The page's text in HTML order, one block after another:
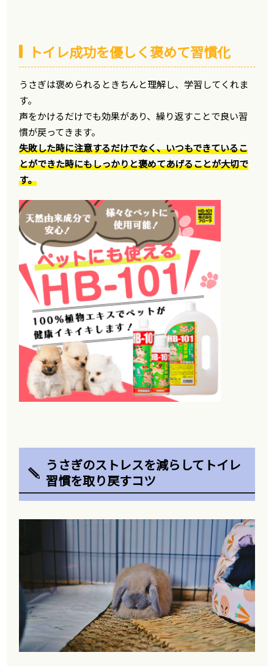
トイレ成功を優しく褒めて習慣化
うさぎは褒められるときちんと理解し、学習してくれま
す。
声をかけるだけでも効果があり、繰り返すことで良い習
慣が戻ってきます。
失敗した時に注意するだけでなく、いつもできているこ
とができた時にもしっかりと褒めてあげることが大切で
す。
うさぎのストレスを減らしてトイレ
習慣を取り戻すコツ